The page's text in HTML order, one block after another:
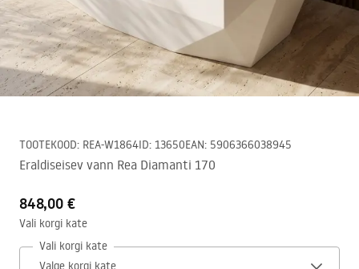
TOOTEKOOD: REA-W1864ID: 13650EAN: 5906366038945
Eraldiseisev vann Rea Diamanti 170
848,00 €
Vali korgi kate
Vali korgi kate